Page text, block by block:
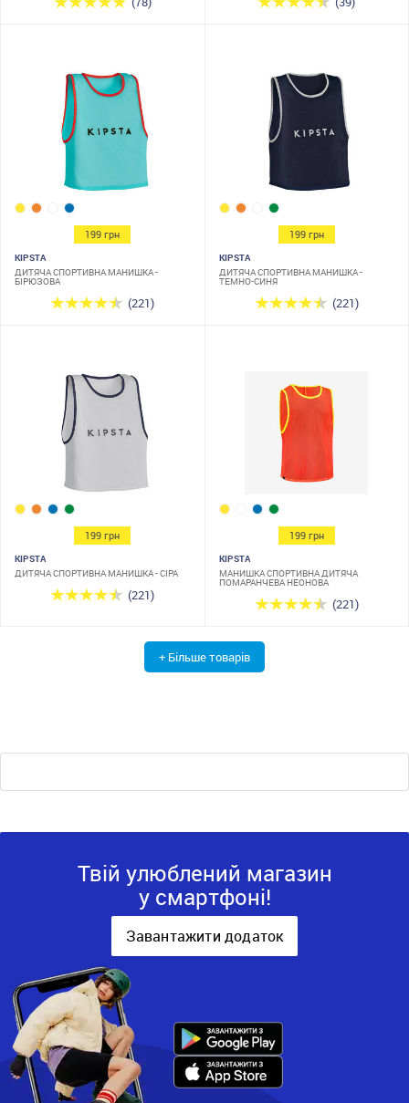
199 грн
KIPSTA
ДИТЯЧА СПОРТИВНА МАНИШКА -
БІРЮЗОВА
(221)
199 грн
KIPSTA
ДИТЯЧА СПОРТИВНА МАНИШКА -
ТЕМНО-СИНЯ
(221)
199 грн
KIPSTA
ДИТЯЧА СПОРТИВНА МАНИШКА - СІРА
(221)
199 грн
KIPSTA
МАНИШКА СПОРТИВНА ДИТЯЧА
ПОМАРАНЧЕВА НЕОНОВА
(221)
+ Більше товарів
Твій улюблений магазин
у смартфоні!
Завантажити додаток